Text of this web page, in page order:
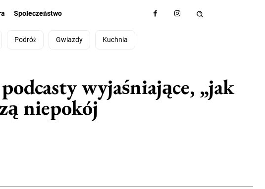
Społeczeństwo
Podróż Gwiazdy Kuchnia
wyjaśniające, „jak
niepokój